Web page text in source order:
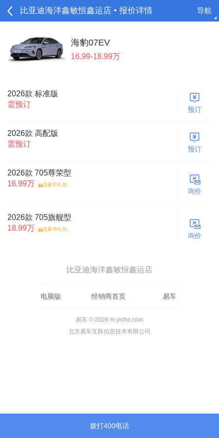
比亚迪海洋鑫敏恒鑫运店 • 报价详情 导航
海豹07EV
16.99-18.99万
2026款 标准版
需预订
预订
2026款 高配版
需预订
预订
2026款 705尊荣型
16.99万
送豪华礼包
询价
2026款 705旗舰型
18.99万
送豪华礼包
询价
拨打400电话
比亚迪海洋鑫敏恒鑫运店
电脑版 经销商首页 易车
易车 © 2026 m.yiche.com
北京易车互联信息技术有限公司